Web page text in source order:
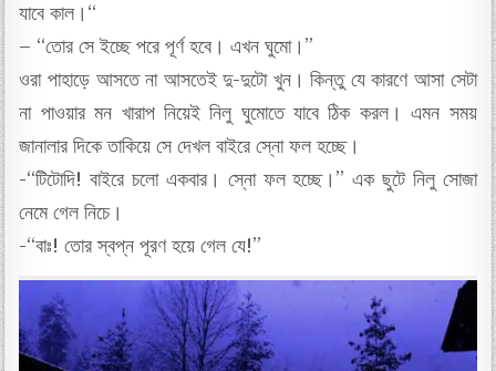
যাবে কাল।“
– “তোর সে ইচ্ছে পরে পূর্ণ হবে। এখন ঘুমো।”
ওরা পাহাড়ে আসতে না আসতেই দু-দুটো খুন। কিন্তু যে কারণে আসা সেটা
না পাওয়ার মন খারাপ নিয়েই নিলু ঘুমোতে যাবে ঠিক করল। এমন সময়
জানালার দিকে তাকিয়ে সে দেখল বাইরে স্নো ফল হচ্ছে।
-“টিটোদি! বাইরে চলো একবার। স্নো ফল হচ্ছে।” এক ছুটে নিলু সোজা
নেমে গেল নিচে।
-“বাঃ! তোর স্বপ্ন পূরণ হয়ে গেল যে!”